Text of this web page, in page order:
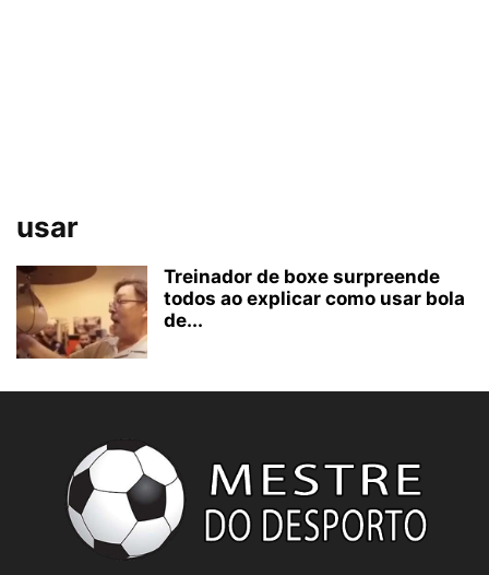
usar
Treinador de boxe surpreende
todos ao explicar como usar bola
de...